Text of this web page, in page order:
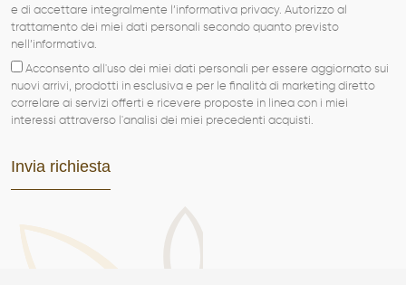
e di accettare integralmente l’informativa privacy. Autorizzo al
trattamento dei miei dati personali secondo quanto previsto
nell’informativa.
Acconsento all'uso dei miei dati personali per essere aggiornato sui
nuovi arrivi, prodotti in esclusiva e per le finalità di marketing diretto
correlare ai servizi offerti e ricevere proposte in linea con i miei
interessi attraverso l'analisi dei miei precedenti acquisti.